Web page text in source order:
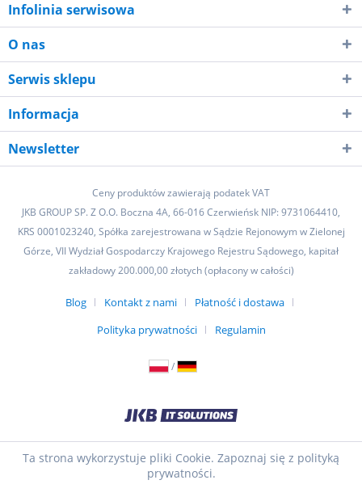
Infolinia serwisowa
O nas
Serwis sklepu
Informacja
Newsletter
Ceny produktów zawierają podatek VAT
JKB GROUP SP. Z O.O. Boczna 4A, 66-016 Czerwieńsk NIP: 9731064410,
KRS 0001023240, Spółka zarejestrowana w Sądzie Rejonowym w Zielonej
Górze, VII Wydział Gospodarczy Krajowego Rejestru Sądowego, kapitał
zakładowy 200.000,00 złotych (opłacony w całości)
Blog Kontakt z nami
Płatność i dostawa
Polityka prywatności
Regulamin
/
Ta strona wykorzystuje pliki Cookie. Zapoznaj się z polityką
prywatności.